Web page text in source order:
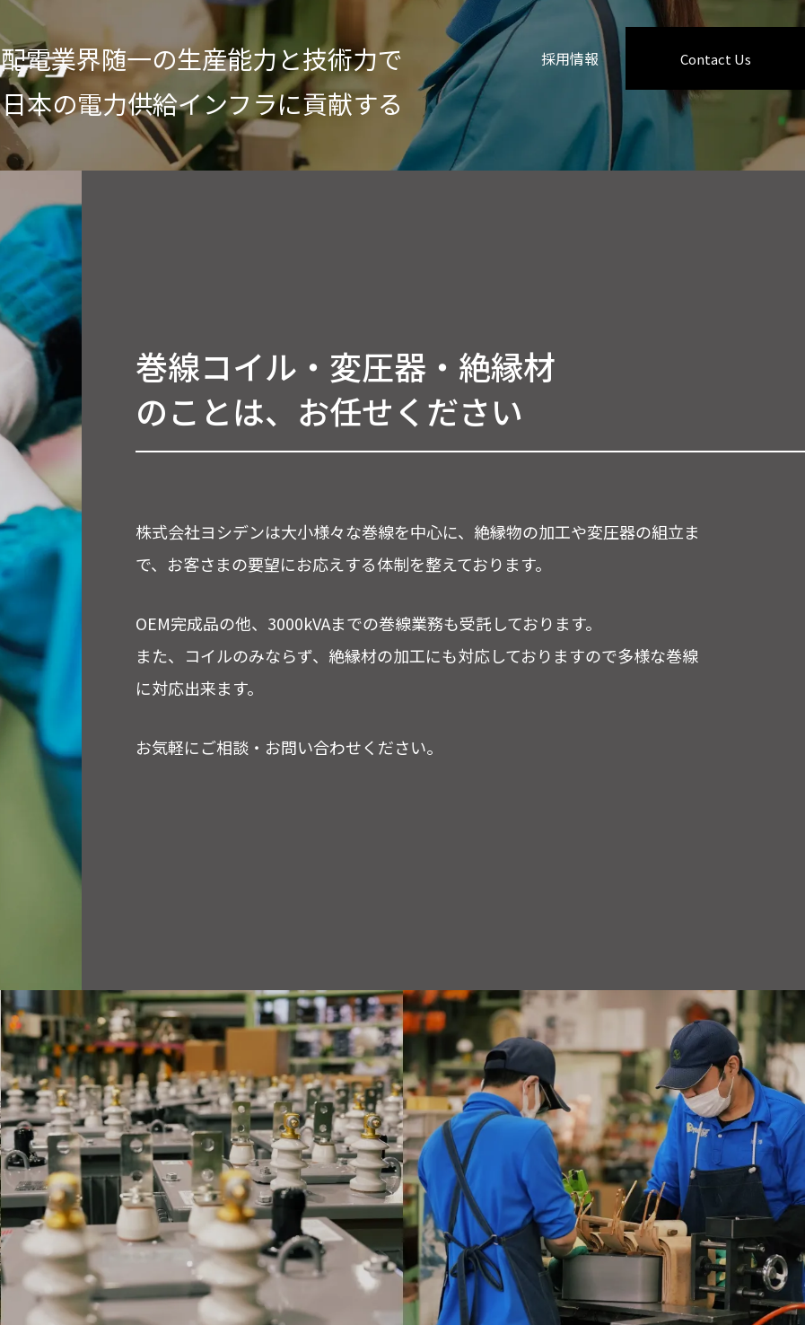
採用情報 Contact Us
配電業界随一の生産能力と技術力で
日本の電力供給インフラに貢献する
巻線コイル・変圧器・絶縁材
のことは、お任せください
株式会社ヨシデンは大小様々な巻線を中心に、絶縁物の加工や変圧器の組立ま
で、お客さまの要望にお応えする体制を整えております。
OEM完成品の他、3000kVAまでの巻線業務も受託しております。
また、コイルのみならず、絶縁材の加工にも対応しておりますので多様な巻線
に対応出来ます。
お気軽にご相談・お問い合わせください。